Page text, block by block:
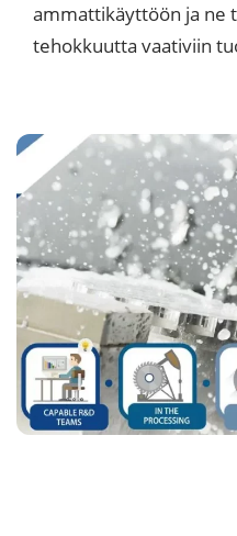
ammattikäyttöön ja ne
tehokkuutta vaativiin